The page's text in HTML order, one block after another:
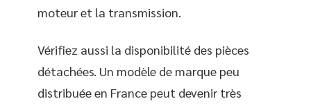
moteur et la transmission.
Vérifiez aussi la disponibilité des pièces
détachées. Un modèle de marque peu
distribuée en France peut devenir très